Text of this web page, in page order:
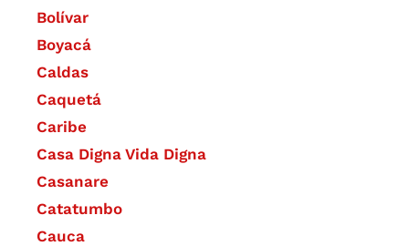
Bolívar
Boyacá
Caldas
Caquetá
Caribe
Casa Digna Vida Digna
Casanare
Catatumbo
Cauca